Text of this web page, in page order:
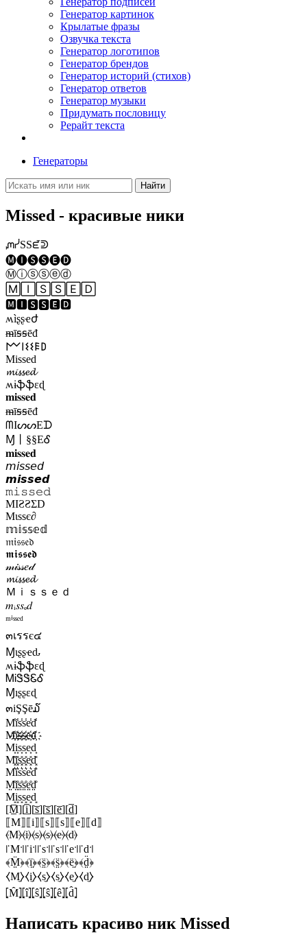
Генератор картинок
Крылатые фразы
Озвучка текста
Генератор логотипов
Генератор брендов
Генератор историй (стихов)
Генератор ответов
Генератор музыки
Придумать пословицу
Рерайт текста
Генераторы
Найти
Missed - красивые ники
ᘻᓰSSᘿᕲ
🅜🅘🅢🅢🅔🅓
Ⓜⓘⓢⓢⓔⓓ
🄼🄸🅂🅂🄴🄳
🅼🅸🆂🆂🅴🅳
ʍìʂʂҽժ
ᵯīꞩꞩēđ
𐌌𐌉𐌔𐌔𐌄𐌃
Missed
𝓶𝓲𝓼𝓼𝓮𝓭
ʍɨֆֆɛɖ
𝐦𝐢𝐬𝐬𝐞𝐝
ᵯīꞩꞩēđ
ᗰIᔕᔕEᗪ
Ɱ丨§§EᎴ
𝐦𝐢𝐬𝐬𝐞𝐝
𝘮𝘪𝘴𝘴𝘦𝘥
𝙢𝙞𝙨𝙨𝙚𝙙
𝚖𝚒𝚜𝚜𝚎𝚍
MIƧƧΣD
Мιѕѕє∂
𝕞𝕚𝕤𝕤𝕖𝕕
𝔪𝔦𝔰𝔰𝔢𝔡
𝖒𝖎𝖘𝖘𝖊𝖉
𝓂𝒾𝓈𝓈𝑒𝒹
𝓶𝓲𝓼𝓼𝓮𝓭
Ｍｉｓｓｅｄ
𝑚ᵢ𝑠𝑠ₑ𝑑
ᵐⁱˢˢᵉᵈ
๓เรรє๔
Ɱιʂʂҽԃ
ʍɨֆֆɛɖ
ᎷᎥᏕᏕᏋᎴ
Ɱıʂʂɛɖ
๓iŞŞē໓
M̾i̾s̾s̾e̾d̾
M҉i҉s҉s҉e҉d҉
M͎i͎s͎s͎e͎d͎
M͓̽i͓̽s͓̽s͓̽e͓̽d͓̽
M͛i͛s͛s͛e͛d͛
M̤̊i̤̊s̤̊s̤̊e̤̊d̤̊
M͙i͙s͙s͙e͙d͙
[M̲̅][i̲̅][s̲̅][s̲̅][e̲̅][d̲̅]
⟦M⟧⟦i⟧⟦s⟧⟦s⟧⟦e⟧⟦d⟧
⦑M⦒⦑i⦒⦑s⦒⦑s⦒⦑e⦒⦑d⦒
꜍M꜉꜍i꜉꜍s꜉꜍s꜉꜍e꜉꜍d꜉
﴾M̤̈﴿﴾ï̤﴿﴾s̤̈﴿﴾s̤̈﴿﴾ë̤﴿﴾d̤̈﴿
⧼M̼⧽⧼i̼⧽⧼s̼⧽⧼s̼⧽⧼e̼⧽⧼d̼⧽
⦏M̂⦎⦏î⦎⦏ŝ⦎⦏ŝ⦎⦏ê⦎⦏d̂⦎
Написать красиво ник Missed